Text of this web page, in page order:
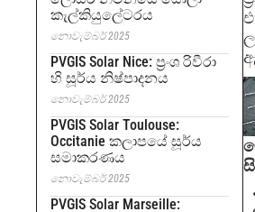
කැල්කියුලේටරය
නොවැම්බර් 2025
PVGIS Solar Nice: ප්‍රංශ රිවීරා
හි සූර්ය නිෂ්පාදනය
නොවැම්බර් 2025
PVGIS Solar Toulouse:
Occitanie කලාපයේ සූර්ය
සමාකරණය
නොවැම්බර් 2025
PVGIS Solar Marseille: